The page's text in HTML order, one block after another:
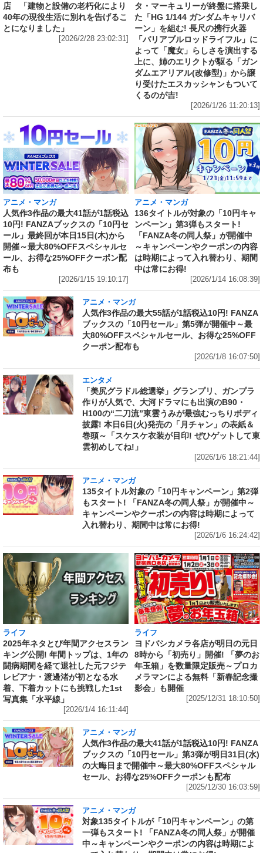
店 「建物と設備の老朽化により
40年の現役生活に別れを告げるこ
とになりました」
[2026/2/28 23:02:31]
タ・マーキュリーが終盤に搭乗し
た「HG 1/144 ガンダムキャリバ
ーン」を組む! 長尺の携行火器
「バリアブルロッドライフル」に
よって「魔女」らしさを演出する
上に、姉のエリクトが駆る「ガン
ダムエアリアル(改修型)」から譲
り受けたエスカッシャンもついて
くるのが吉!
[2026/1/26 11:20:13]
アニメ・マンガ
人気作3作品の最大41話が1話税込
10円! FANZAブックスの「10円セ
ール」最終回が本日15日(木)から
開催～最大80%OFFスペシャルセ
ール、お得な25%OFFクーポン配
布も
[2026/1/15 19:10:17]
アニメ・マンガ
136タイトルが対象の「10円キャ
ンペーン」第3弾もスタート!
「FANZA冬の同人祭」が開催中
～キャンペーンやクーポンの内容
は時期によって入れ替わり、期間
中は常にお得!
[2026/1/14 16:08:39]
アニメ・マンガ
人気作3作品の最大55話が1話税込10円! FANZA
ブックスの「10円セール」第5弾が開催中～最
大80%OFFスペシャルセール、お得な25%OFF
クーポン配布も
[2026/1/8 16:07:50]
エンタメ
「美尻グラドル総選挙」グランプリ、ガンプラ
作りが人気で、大河ドラマにも出演のB90・
H100の“二刀流”東雲うみが最強むっちりボディ
披露! 本日6日(火)発売の「月チャン」の表紙＆
巻頭～「スケスケ衣装が目印! ぜひゲットして東
雲初めしてね!」
[2026/1/6 18:21:44]
アニメ・マンガ
135タイトル対象の「10円キャンペーン」第2弾
もスタート! 「FANZA冬の同人祭」が開催中～
キャンペーンやクーポンの内容は時期によって
入れ替わり、期間中は常にお得!
[2026/1/6 16:24:42]
ライフ
2025年ネタとぴ年間アクセスラン
キング公開! 年間トップは、1年の
闘病期間を経て退社した元フジテ
レビアナ・渡邊渚が初となる水
着、下着カットにも挑戦した1st
写真集「水平線」
[2026/1/4 16:11:44]
ライフ
ヨドバシカメラ各店が明日の元日
8時から「初売り」開催! 「夢のお
年玉箱」を数量限定販売～プロカ
メラマンによる無料「新春記念撮
影会」も開催
[2025/12/31 18:10:50]
アニメ・マンガ
人気作3作品の最大41話が1話税込10円! FANZA
ブックスの「10円セール」第3弾が明日31日(水)
の大晦日まで開催中～最大80%OFFスペシャル
セール、お得な25%OFFクーポンも配布
[2025/12/30 16:03:59]
アニメ・マンガ
対象135タイトルが「10円キャンペーン」の第
一弾もスタート! 「FANZA冬の同人祭」が開催
中～キャンペーンやクーポンの内容は時期によ